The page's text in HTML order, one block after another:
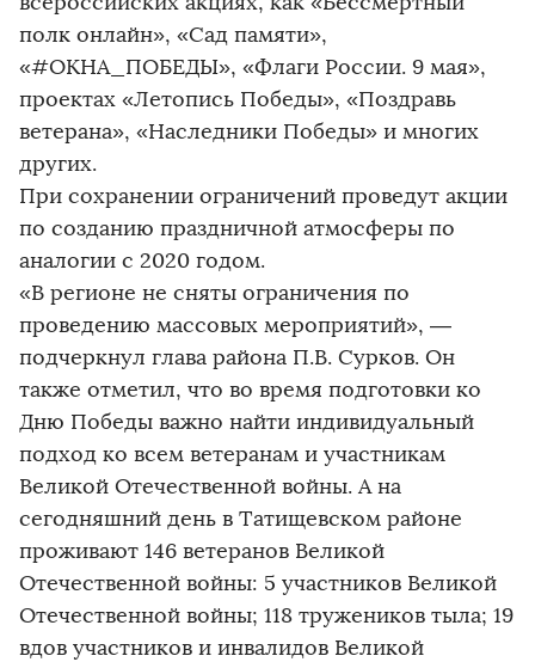
полк онлайн», «Сад памяти»,
«#ОКНА_ПОБЕДЫ», «Флаги России. 9 мая»,
проектах «Летопись Победы», «Поздравь
ветерана», «Наследники Победы» и многих
других.
При сохранении ограничений проведут акции
по созданию праздничной атмосферы по
аналогии с 2020 годом.
«В регионе не сняты ограничения по
проведению массовых мероприятий», —
подчеркнул глава района П.В. Сурков. Он
также отметил, что во время подготовки ко
Дню Победы важно найти индивидуальный
подход ко всем ветеранам и участникам
Великой Отечественной войны. А на
сегодняшний день в Татищевском районе
проживают 146 ветеранов Великой
Отечественной войны: 5 участников Великой
Отечественной войны; 118 тружеников тыла; 19
вдов участников и инвалидов Великой